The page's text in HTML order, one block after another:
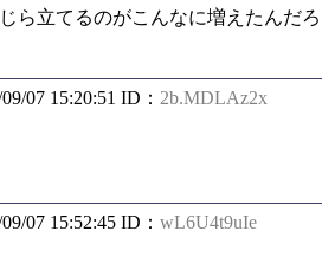
ら立てるのがこんなに増えたんだ
07 15:20:51 ID： 2b.MDLAz2x
07 15:52:45 ID： wL6U4t9uIe